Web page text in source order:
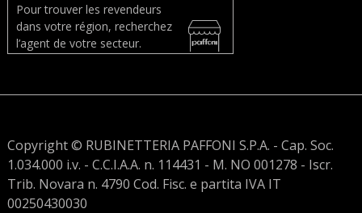
Pour trouver les revendeurs
dans votre région, recherchez
l’agent de votre secteur.
Copyright © RUBINETTERIA PAFFONI S.P.A. - Cap. Soc.
1.034.000 i.v. - C.C.I.A.A. n. 114431 - M. NO 001278 - Iscr.
Trib. Novara n. 4790 Cod. Fisc. e partita IVA IT
00250430030